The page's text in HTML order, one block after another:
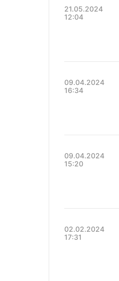
21.05.2024
12:04
09.04.2024
16:34
09.04.2024
15:20
02.02.2024
17:31